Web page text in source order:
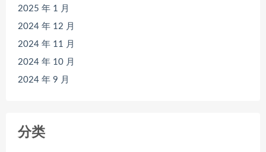
2025 年 1 月
2024 年 12 月
2024 年 11 月
2024 年 10 月
2024 年 9 月
分类